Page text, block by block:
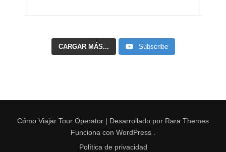
CARGAR MÁS... Subscribe
Cómo Viajar Tour Operator | Desarrollado por Rara Themes
Funciona con WordPress
Política de privacidad